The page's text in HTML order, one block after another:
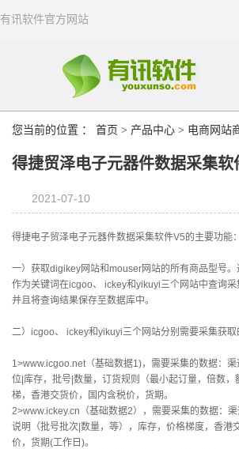
有讯软件官方网站
您当前的位置 ： 首页 > 产品中心 > 电商网站
得捷贸泽电子元器件数据采集软
2021-07-10
得捷电子贸泽电子元器件数据采集软件V5的主要功能：
一）获取digikey网站和mouser网站的所有商品型号
作为关键词在icgoo、 ickey和yikuyi三个网站中查询采
并且将查询结果保存至数据库中。
二）icgoo、 ickey和yikuyi三个网站分别需要采集获取
1>www.icgoo.net（基础数据1)，需要采集的数据：
位|库存，批号|数量，订货规则（最小起订量，倍数
梯，香港交货价，国内含税价，货期。
2>www.ickey.cn（基础数据2），需要采集的数据：渠
说明（批号批次|数量，等），库存，价格梯度，香港
价，货期(工作日)。